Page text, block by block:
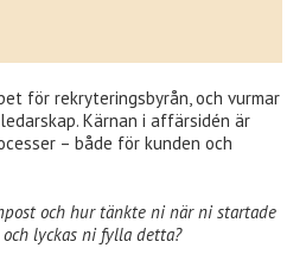
för rekryteringsbyrån, och vurmar
Kärnan i affärsidén är
– både för kunden och
och hur tänkte ni när ni startade
lyckas ni fylla detta?